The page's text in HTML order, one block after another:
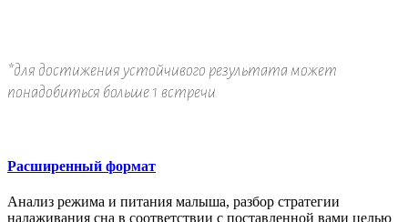
*для достижения устойчивого результата может
понадобиться больше 1 встречи
Расширенный формат
Анализ режима и питания малыша, разбор стратегии
налаживания сна в соответствии с поставленной вами целью